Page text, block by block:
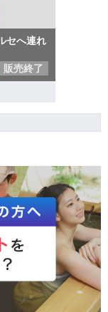
セへ連れ
販売終了